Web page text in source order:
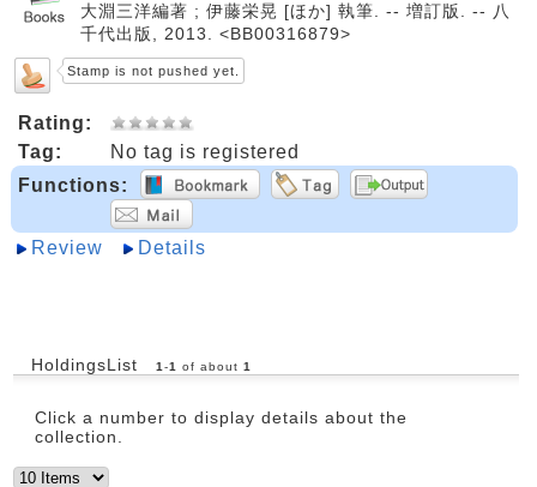
大淵三洋編著 ; 伊藤栄晃 [ほか] 執筆. -- 増訂版. -- 八
千代出版, 2013. <BB00316879>
Stamp is not pushed yet.
Rating:
Tag:
No tag is registered
Functions:
Review Details
HoldingsList 1-1 of about 1
Click a number to display details about the
collection.